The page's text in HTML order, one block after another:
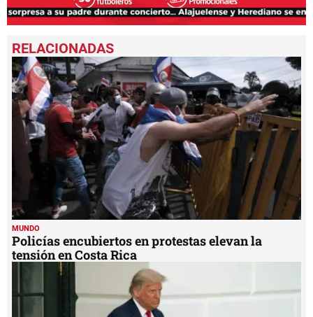
seconds
of
1
minute,
41
seconds
MUNDO
Policías encubiertos en protestas elevan la
tensión en Costa Rica